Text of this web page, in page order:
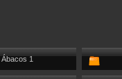
Ábacos 1